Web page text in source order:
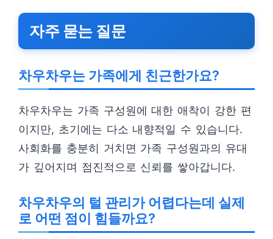
자주 묻는 질문
차우차우는 가족에게 친근한가요?
차우차우는 가족 구성원에 대한 애착이 강한 편
이지만, 초기에는 다소 내향적일 수 있습니다.
사회화를 충분히 거치면 가족 구성원과의 유대
가 깊어지며 점진적으로 신뢰를 쌓아갑니다.
차우차우의 털 관리가 어렵다는데 실제
로 어떤 점이 힘들까요?